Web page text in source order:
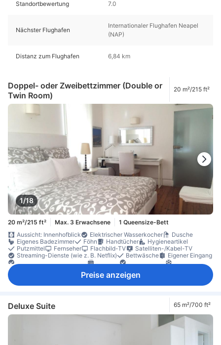
Standortbewertung 7.0
Nächster Flughafen
Internationaler Flughafen Neapel
(NAP)
Distanz zum Flughafen 6,84 km
Doppel- oder Zweibettzimmer (Double or
Twin Room)
20 m²/215 ft²
1/18
20 m²/215 ft² Max. 3 Erwachsene
1 Queensize-Bett
Aussicht: Innenhofblick
Elektrischer Wasserkocher
Dusche
Eigenes Badezimmer
Föhn Handtücher
Hygieneartikel
Putzmittel
Fernseher Flachbild-TV
Satelliten-/Kabel-TV
Streaming-Dienste (wie z. B. Netflix)
Bettwäsche
Eigener Eingang
Händedesinfektionsmittel
Heizung Hypoallergen
Klimaanlage
Wecker Früchte/Snacks
Parkettboden
Individuelle Klimaanlage
Preise anzeigen
Deluxe Suite 65 m²/700 ft²